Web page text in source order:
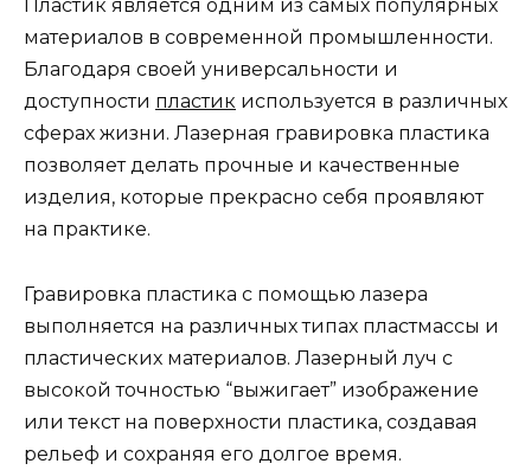
Пластик является одним из самых популярных
материалов в современной промышленности.
Благодаря своей универсальности и
доступности пластик используется в различных
сферах жизни. Лазерная гравировка пластика
позволяет делать прочные и качественные
изделия, которые прекрасно себя проявляют
на практике.
Гравировка пластика с помощью лазера
выполняется на различных типах пластмассы и
пластических материалов. Лазерный луч с
высокой точностью “выжигает” изображение
или текст на поверхности пластика, создавая
рельеф и сохраняя его долгое время.